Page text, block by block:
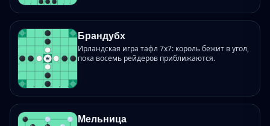
Брандубх
Ирландская игра тафл 7x7: король бежит в угол,
пока восемь рейдеров приближаются.
Мельница